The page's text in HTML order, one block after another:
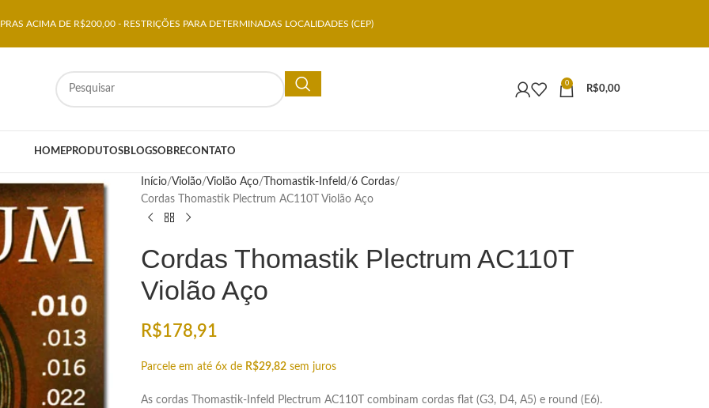
ACIMA DE R$200,00 - RESTRIÇÕES PARA DETERMINADAS LOCALIDADES (CEP)
0
R$0,00
HOMEPRODUTOSBLOGSOBRECONTATO
Início Violão Violão Aço Thomastik-Infeld 6 Cordas
Cordas Thomastik Plectrum AC110T Violão Aço
Cordas Thomastik Plectrum AC110T
Violão Aço
R$178,91
Parcele em até 6x de R$29,82 sem juros
As cordas Thomastik-Infeld Plectrum AC110T combinam cordas flat (G3, D4, A5) e round (E6).